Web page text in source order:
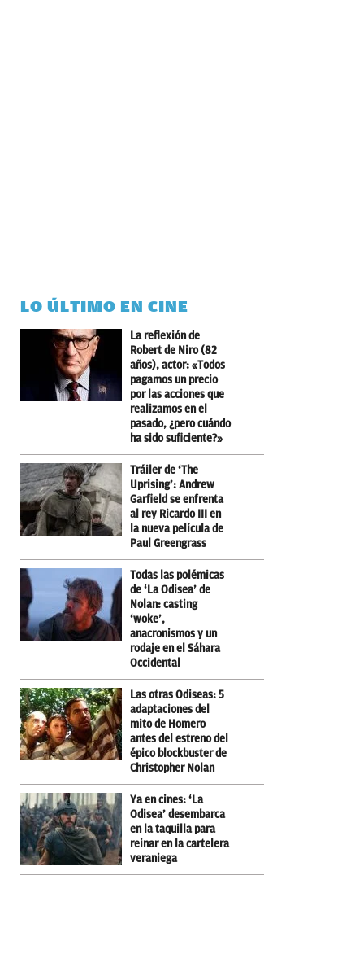
LO ÚLTIMO EN CINE
La reflexión de
Robert de Niro (82
años), actor: «Todos
pagamos un precio
por las acciones que
realizamos en el
pasado, ¿pero cuándo
ha sido suficiente?»
Tráiler de ‘The
Uprising’: Andrew
Garfield se enfrenta
al rey Ricardo III en
la nueva película de
Paul Greengrass
Todas las polémicas
de ‘La Odisea’ de
Nolan: casting
‘woke’,
anacronismos y un
rodaje en el Sáhara
Occidental
Las otras Odiseas: 5
adaptaciones del
mito de Homero
antes del estreno del
épico blockbuster de
Christopher Nolan
Ya en cines: ‘La
Odisea’ desembarca
en la taquilla para
reinar en la cartelera
veraniega